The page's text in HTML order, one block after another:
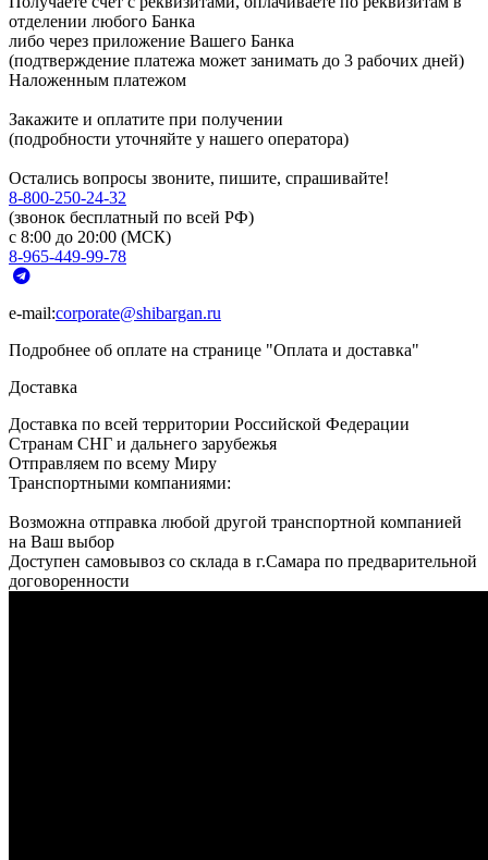
отделении любого Банка
либо через приложение Вашего Банка
(подтверждение платежа может занимать до 3 рабочих дней)
Наложенным платежом
Закажите и оплатите при получении
(подробности уточняйте у нашего оператора)
Остались вопросы звоните, пишите, спрашивайте!
8-800-250-24-32
(звонок бесплатный по всей РФ)
с 8:00 до 20:00 (МСК)
8-965-449-99-78
e-mail:corporate@shibargan.ru
Подробнее об оплате на странице "Оплата и доставка"
Доставка
Доставка по всей территории Российской Федерации
Странам СНГ и дальнего зарубежья
Отправляем по всему Миру
Транспортными компаниями:
Возможна отправка любой другой транспортной компанией
на Ваш выбор
Доступен самовывоз со склада в г.Самара по предварительной
договоренности